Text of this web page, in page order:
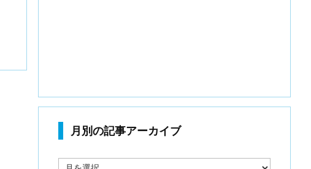
月別の記事アーカイブ